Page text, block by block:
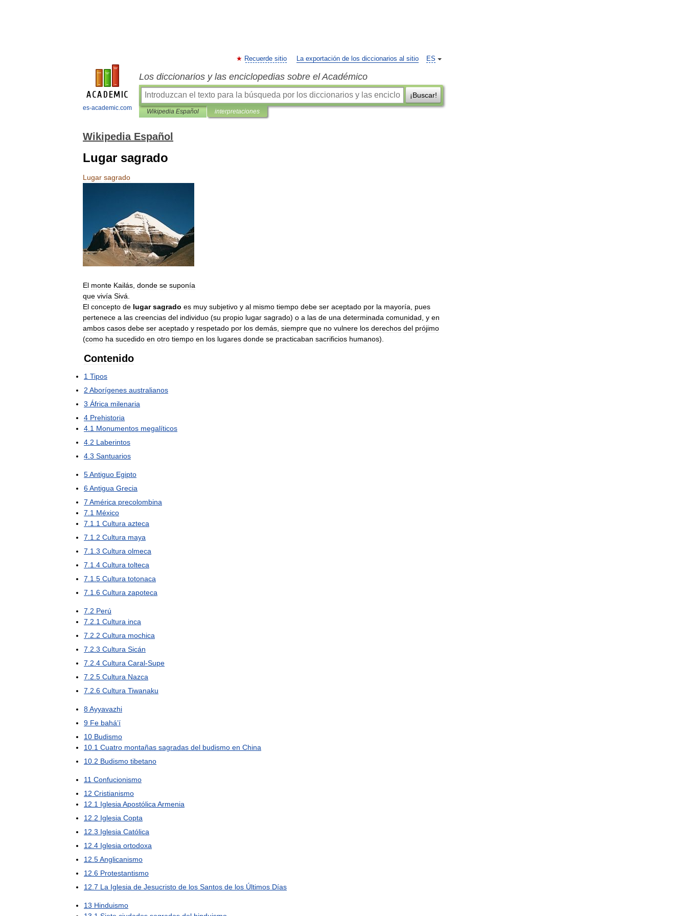
es-academic.com
ES
Recuerde sitio La exportación de los diccionarios al sitio
Los diccionarios y las enciclopedias sobre el Académico
¡Buscar!
Wikipedia Español interpretaciones
Wikipedia Español
Lugar sagrado
Lugar sagrado
El monte Kailás donde se suponía
que vivía Sivá
El concepto de lugar sagrado es muy subjetivo y al mismo tiempo debe ser aceptado por la mayoría
pues
pertenece a las creencias del individuo (su propio lugar sagrado) o a las de una determinada comunidad y en
ambos casos debe ser aceptado y respetado por los demás siempre que no vulnere los derechos del prójimo
(como ha sucedido en otro tiempo en los lugares donde se practicaban sacrificios humanos).
Contenido
1 Tipos
2 Aborígenes australianos
3 África milenaria
4 Prehistoria
4 1 Monumentos megalíticos
4 2 Laberintos
4 3 Santuarios
5Antiguo Egipto
6Antigua Grecia
7 América precolombina
7 1 México
7 1 1 Cultura azteca
7 1 2 Cultura maya
7 1 3 Cultura olmeca
7 1 4 Cultura tolteca
7 1 5 Cultura totonaca
7 1 6 Cultura zapoteca
7 2 Perú
7 2 1 Cultura inca
7 2 2 Cultura mochica
7 2 3 Cultura Sicán
7 2 4 Cultura Caral-Supe
7 2 5 Cultura Nazca
7 2 6 Cultura Tiwanaku
8Ayyavazhi
9 Fe bahá’í
10 Budismo
10 1 Cuatro montañas sagradas del budismo en China
10 2 Budismo tibetano
11 Confucionismo
12 Cristianismo
12 1 Iglesia Apostólica Armenia
12 2 Iglesia Copta
12 3 Iglesia Católica
12 4 Iglesia ortodoxa
12 5Anglicanismo
12 6 Protestantismo
12 7 La Iglesia de Jesucristo de los Santos de los Últimos Días
13 Hinduismo